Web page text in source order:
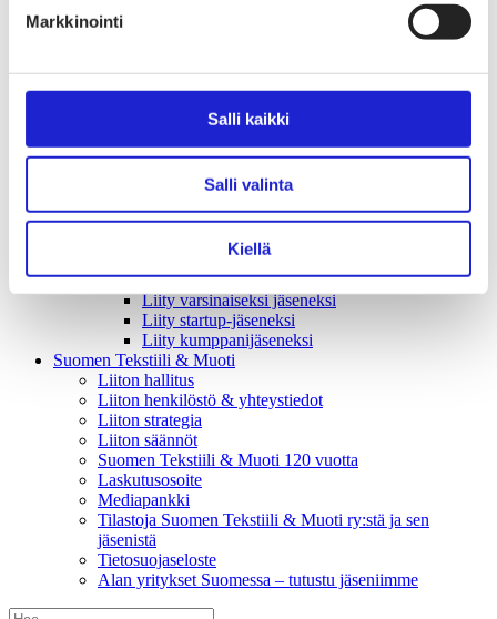
Markkinointi
Salli kaikki
Salli valinta
Kiellä
Työelämä-vaikuttajaryhmä
Yritysvastuu, kiertotalous ja toimivat markkinat -
vaikuttajaryhmä
vaikuttajaryhmä
Julkiset hankinnat ja huoltovarmuus -
Kestävä tuotepolitiikka​ -vaikuttajaryhmä
Osaaminen ja vetovoima -vaikuttajaryhmä
Suomen Tekstiili & Muodin jäsenyysmuodot
Liity varsinaiseksi jäseneksi
Liity startup-jäseneksi
Liity kumppani­jäseneksi
Suomen Tekstiili & Muoti
Liiton hallitus
Liiton henkilöstö & yhteystiedot
Liiton strategia
Liiton säännöt
Suomen Tekstiili & Muoti 120 vuotta
Laskutusosoite
Mediapankki
Tilastoja Suomen Tekstiili & Muoti ry:stä ja sen
jäsenistä
Tietosuojaseloste
Alan yritykset Suomessa – tutustu jäseniimme